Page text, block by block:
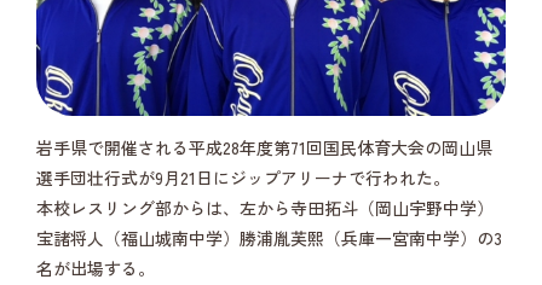
岩手県で開催される平成28年度第71回国民体育大会の岡山県
選手団壮行式が9月21日にジップアリーナで行われた。
本校レスリング部からは、左から寺田拓斗（岡山宇野中学）
宝諸将人（福山城南中学）勝浦胤芙煕（兵庫一宮南中学）の3
名が出場する。